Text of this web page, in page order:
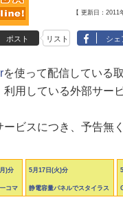
【 更新日：2011
ポスト リスト シェ
を使って配信している
用している外部サー
ビスにつき、予告無
)分
コマ
5月17日(火)分
静電容量パネルでスタイラス